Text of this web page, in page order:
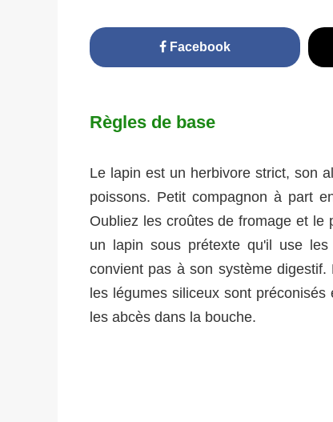
Facebook
Règles de base
Le lapin est un herbivore strict, son
poissons. Petit compagnon à part
Oubliez les croûtes de fromage et
un lapin sous prétexte qu'il use
convient pas à son système
les légumes siliceux sont
les abcès dans la bouche.